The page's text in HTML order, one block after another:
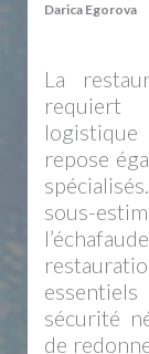
Darica Egorova
La
requiert
repose
sous-
sécurité
de